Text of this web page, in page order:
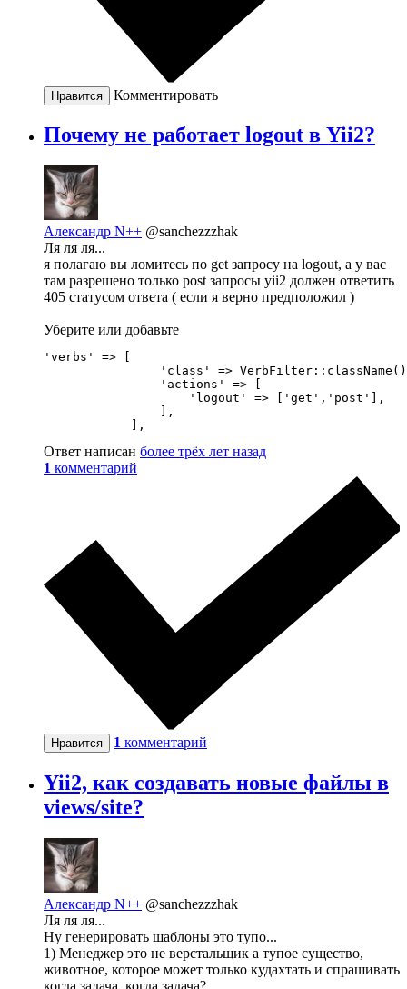
Нравится Комментировать
Почему не работает logout в Yii2?
Александр N++ @sanchezzzhak
Ля ля ля...
я полагаю вы ломитесь по get запросу на logout, а у вас
там разрешено только post запросы yii2 должен ответить
405 статусом ответа ( если я верно предположил )
Уберите или добавьте
'verbs' => [
'class' =>
                'actions' => [
                    'logout' => ['get','post'],
                ],
            ],
Ответ написан более трёх лет назад
1 комментарий
Нравится 1 комментарий
Yii2, как создавать новые файлы в
views/site?
Александр N++ @sanchezzzhak
Ля ля ля...
Ну генерировать шаблоны это тупо...
1) Менеджер это не верстальщик а тупое существо,
животное, которое может только кудахтать и спрашивать
когда задача, когда задача?